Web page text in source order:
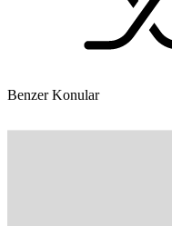
Benzer Konular